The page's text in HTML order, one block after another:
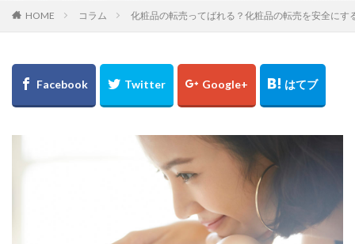
HOME コラム 化粧品の転売ってばれる？化粧品の転売を安全にす